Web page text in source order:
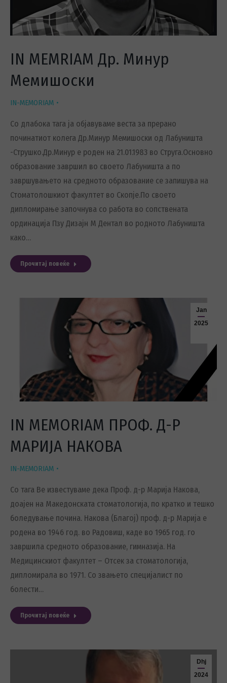
IN MEMRIAM Др. Минур
Мемишоски
IN-MEMORIAM
Со длабока тага ја објавуваме веста за прерано
починатиот колега Др.Минур Мемишоски од Лабуништа
-Струшко.Др.Минур е роден на 21.01.1983 во Струга.Основно
образование завршил во своето Лабуништа а по
завршувањето на средното образование се запишува на
Стоматолошкиот факултет во Скопје.По своето
дипломирање започнува со работа во сопствената
ординација Пзу Дизајн М Дентал во родното Лабуништа
како…
Прочитај повеќе
Jan
2025
IN MEMORIAM ПРОФ. Д-Р
МАРИЈА НАКОВА
IN-MEMORIAM
Со тага Ве известуваме дека Проф. д-р Марија Накова,
доајен на Македонската стоматологија, по кратко и тешко
боледување почина. Накова (Благој) проф. д-р Марија е
родена во 1946 год. во Радовиш, каде во 1965 год. го
завршила средното образование, гимназија. На
Медицинскиот факултет – Отсек за стоматологија,
дипломирала во 1971. Со звањето специјалист по
болести…
Прочитај повеќе
Dhj
2024